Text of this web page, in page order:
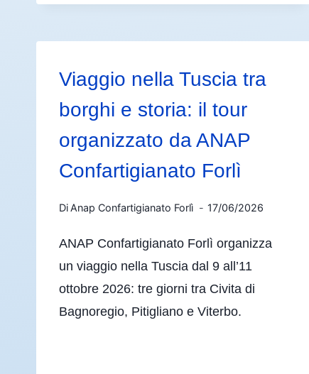
Viaggio nella Tuscia tra
borghi e storia: il tour
organizzato da ANAP
Confartigianato Forlì
DiAnap Confartigianato Forlì 17/06/2026
ANAP Confartigianato Forlì organizza
un viaggio nella Tuscia dal 9 all’11
ottobre 2026: tre giorni tra Civita di
Bagnoregio, Pitigliano e Viterbo.